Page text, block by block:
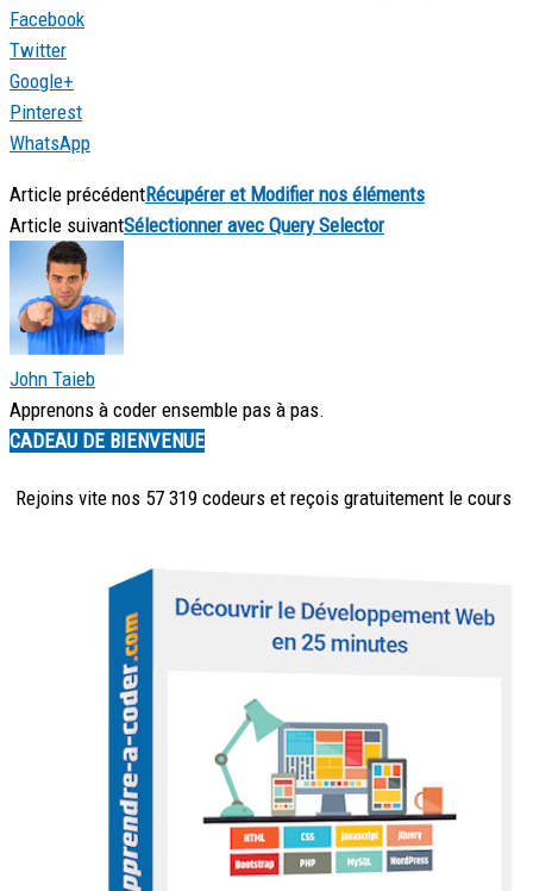
Facebook
Twitter
Google+
Pinterest
WhatsApp
Article précédentRécupérer et Modifier nos éléments
Article suivantSélectionner avec Query Selector
John Taieb
Apprenons à coder ensemble pas à pas.
CADEAU DE BIENVENUE
Rejoins vite nos 57 319 codeurs et reçois gratuitement le cours